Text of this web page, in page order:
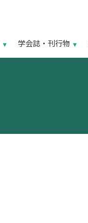
学会誌・刊行物